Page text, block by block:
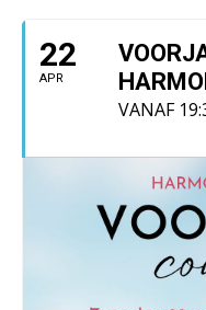
22
APR
VANAF